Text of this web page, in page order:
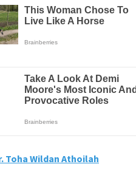
Toha Wildan Athoilah